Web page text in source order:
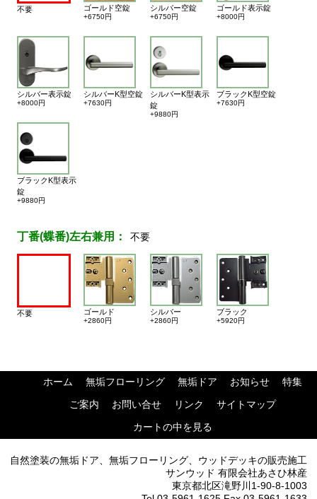
不要 ゴールド空錠
+6750円
シルバー空錠
+6750円
ゴールド表示錠
+8000円
シルバー表示錠
+8000円
シルバーK型空錠
+7630円
シルバーK型表示
錠
+9880円
ブラックK型空錠
+7630円
ブラックK型表示
錠
+9880円
丁番(蝶番)左右兼用： 不要
不要 ゴールド
+2860円
シルバー
+2860円
ブラック
+5920円
ホーム 無垢フローリング 無垢ドア お知らせ
特集
ご案内
お問い合せ リンク
サイトマップ
カートの中を見る
自然塗装の無垢ドア、無垢フローリング、ウッドデッキの販売施工
サンウッド 有限会社あさひ林産
東京都北区滝野川1-90-8-1003